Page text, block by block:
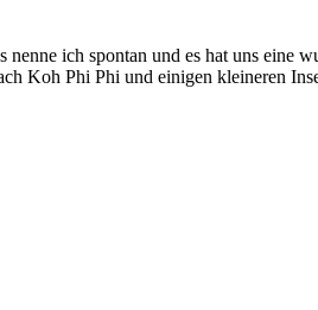
ich spontan und es hat uns eine
Koh Phi Phi und einigen kleineren